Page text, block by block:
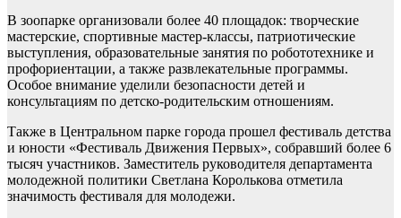
В зоопарке организовали более 40 площадок: творческие
мастерские, спортивные мастер-классы, патриотические
выступления, образовательные занятия по робототехнике и
профориентации, а также развлекательные программы.
Особое внимание уделили безопасности детей и
консультациям по детско-родительским отношениям.
Также в Центральном парке города прошел фестиваль детства
и юности «Фестиваль Движения Первых», собравший более 6
тысяч участников. Заместитель руководителя департамента
молодежной политики Светлана Королькова отметила
значимость фестиваля для молодежи.